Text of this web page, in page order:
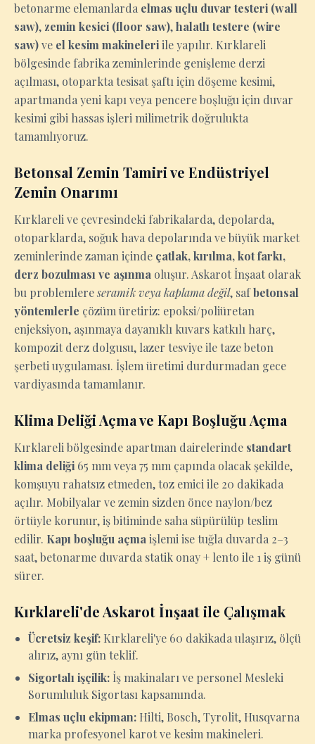
betonarme elemanlarda elmas uçlu duvar testeri (wall
saw), zemin kesici (floor saw),halatlı testere (wire
saw)ve el kesim makineleriile yapılır. Kırklareli
bölgesinde fabrika zeminlerinde genişleme derzi
açılması, otoparkta tesisat şaftı için döşeme kesimi,
apartmanda yeni kapı veya pencere boşluğu için duvar
kesimi gibi hassas işleri milimetrik doğrulukta
tamamlıyoruz.
Betonsal Zemin Tamiri ve Endüstriyel
Zemin Onarımı
Kırklareli ve çevresindeki fabrikalarda, depolarda,
otoparklarda, soğuk hava depolarında ve büyük market
zeminlerinde zaman içinde çatlak, kırılma, kot farkı,
derz bozulması ve aşınma oluşur. Askarot İnşaat olarak
bu problemlereseramik veya kaplama değil, safbetonsal
yöntemlerle çözüm üretiriz: epoksi/poliüretan
enjeksiyon, aşınmaya dayanıklı kuvars katkılı harç,
kompozit derz dolgusu, lazer tesviye ile taze beton
şerbeti uygulaması. İşlem üretimi durdurmadan gece
vardiyasında tamamlanır.
Klima Deliği Açma ve Kapı Boşluğu Açma
Kırklareli bölgesinde apartman dairelerinde standart
klima deliği 65 mm veya 75 mm çapında olacak şekilde,
komşuyu rahatsız etmeden, toz emici ile 20 dakikada
açılır. Mobilyalar ve zemin sizden önce naylon/bez
örtüyle korunur, iş bitiminde saha süpürülüp teslim
edilir. Kapı boşluğu açma işlemi ise tuğla duvarda 2–3
saat, betonarme duvarda statik onay + lento ile 1 iş günü
sürer.
Kırklareli'de Askarot İnşaat ile Çalışmak
Ücretsiz keşif: Kırklareli'ye 60 dakikada ulaşırız, ölçü
alırız, aynı gün teklif.
Sigortalı işçilik: İş makinaları ve personel Mesleki
Sorumluluk Sigortası kapsamında.
Elmas uçlu ekipman: Hilti, Bosch, Tyrolit, Husqvarna
marka profesyonel karot ve kesim makineleri.